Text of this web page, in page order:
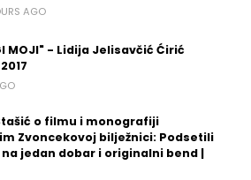
AGO
MOJI" - Lidija Jelisavčić Ćirić
o filmu i monografiji
Zvoncekovoj bilježnici: Podsetili
jedan dobar i originalni bend |